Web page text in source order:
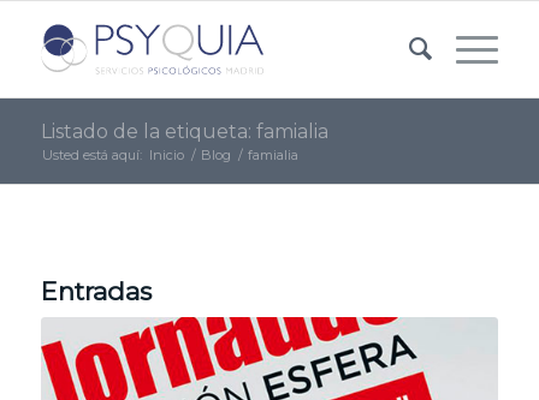
Listado de la etiqueta: famialia
Usted está aquí: Inicio / Blog / famialia
Entradas